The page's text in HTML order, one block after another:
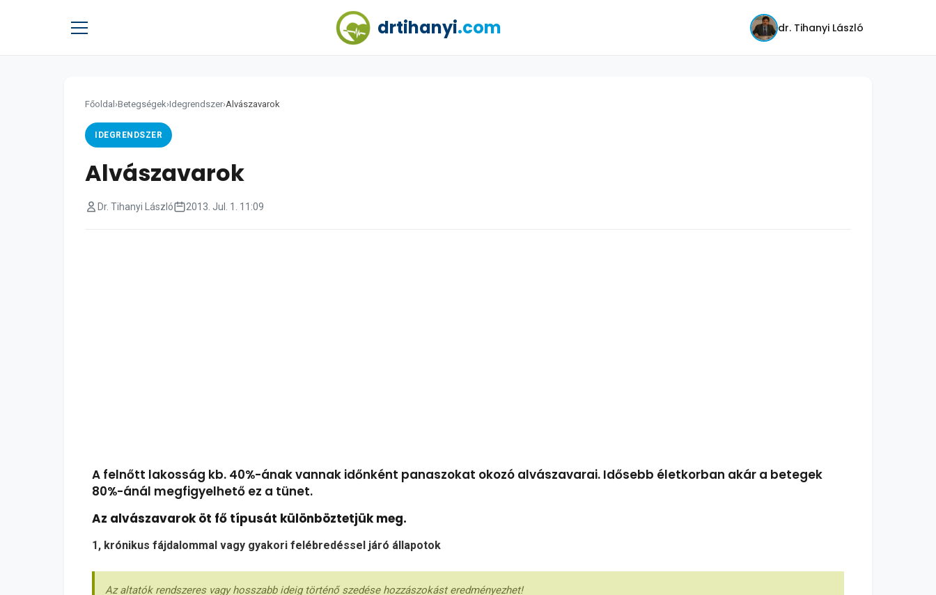
drtihanyi.com dr. Tihanyi László
Főoldal ›Betegségek›Idegrendszer›Alvászavarok
IDEGRENDSZER
Alvászavarok
Dr. Tihanyi László 2013. Jul. 1. 11:09
A felnőtt lakosság kb. 40%-ának vannak időnként panaszokat okozó alvászavarai. Idősebb életkorban akár a betegek
80%-ánál megfigyelhető ez a tünet.
Az alvászavarok öt fő típusát különböztetjük meg.
1, krónikus fájdalommal vagy gyakori felébredéssel járó állapotok
Az altatók rendszeres vagy hosszabb ideig történő szedése hozzászokást eredményezhet!